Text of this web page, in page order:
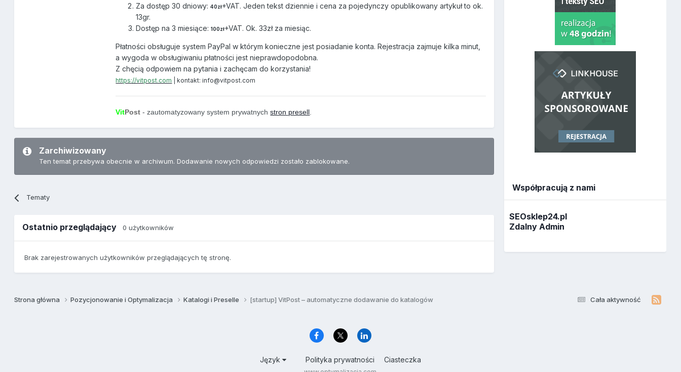
Za dostęp 30 dniowy:40zł+VAT. Jeden tekst dziennie i cena za pojedynczy opublikowany artykuł to ok.
13gr.
Dostęp na 3 miesiące:100zł+VAT. Ok. 33zł za miesiąc.
Płatności obsługuje system PayPal w którym konieczne jest posiadanie konta. Rejestracja zajmuje kilka minut,
a wygoda w obsługiwaniu płatności jest nieprawdopodobna.
Z chęcią odpowiem na pytania i zachęcam do korzystania!
https://vitpost.com | kontakt: info@vitpost.com
VitPost - zautomatyzowany system prywatnychstron presell
Zarchiwizowany
Ten temat przebywa obecnie w archiwum. Dodawanie nowych odpowiedzi zostało zablokowane.
Tematy
Ostatnio przeglądający0 użytkowników
Brak zarejestrowanych użytkowników przeglądających tę stronę.
Współpracują z nami
SEOsklep24.pl
Zdalny Admin
Cała aktywność
Strona główna Pozycjonowanie i Optymalizacja Katalogi i Preselle [startup] VitPost – automatyczne dodawanie do katalogów
Język Polityka prywatności Ciasteczka